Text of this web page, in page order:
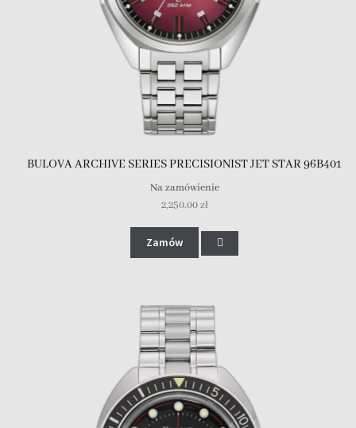
BULOVA ARCHIVE SERIES PRECISIONIST JET STAR 96B401
Na zamówienie
2,250.00zł
Zamów